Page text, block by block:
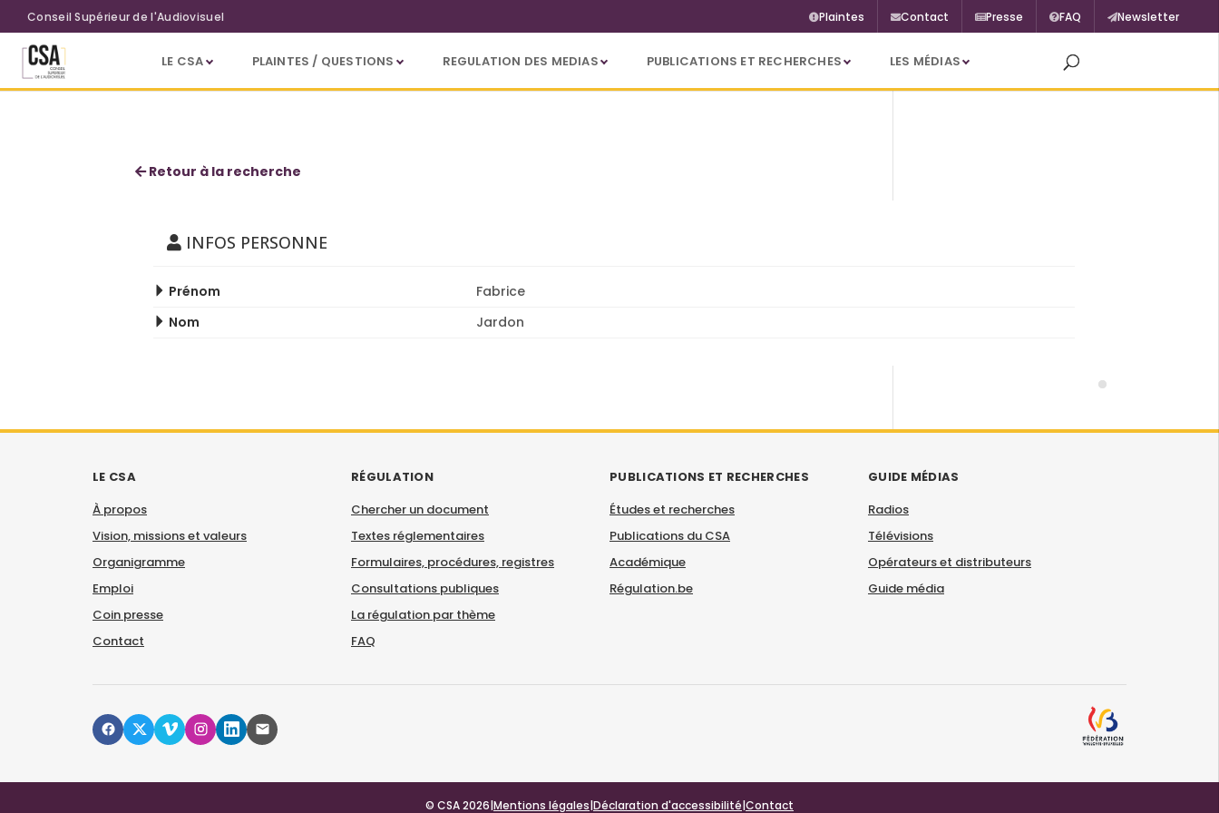
Aller au contenu principal
Conseil Supérieur de l'Audiovisuel Plaintes Contact Presse FAQ Newsletter
LE CSA PLAINTES / QUESTIONS REGULATION DES MEDIAS PUBLICATIONS ET RECHERCHES LES MÉDIAS
Fabrice Jardon
Retour à la recherche
INFOS PERSONNE
Prénom
Fabrice
Nom
Jardon
LE CSA
À propos
Vision, missions et valeurs
Organigramme
Emploi
Coin presse
Contact
RÉGULATION
Chercher un document
Textes réglementaires
Formulaires, procédures, registres
Consultations publiques
La régulation par thème
FAQ
PUBLICATIONS ET RECHERCHES
Études et recherches
Publications du CSA
Académique
Régulation.be
GUIDE MÉDIAS
Radios
Télévisions
Opérateurs et distributeurs
Guide média
© CSA 2026|Mentions légales|Déclaration d'accessibilité|Contact